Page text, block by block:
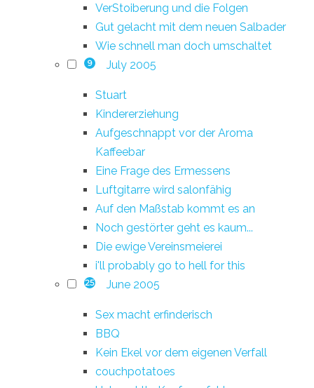
VerStoiberung und die Folgen
Gut gelacht mit dem neuen Salbader
Wie schnell man doch umschaltet
9 July 2005
Stuart
Kindererziehung
Aufgeschnappt vor der Aroma
Kaffeebar
Eine Frage des Ermessens
Luftgitarre wird salonfähig
Auf den Maßstab kommt es an
Noch gestörter geht es kaum...
Die ewige Vereinsmeierei
i'll probably go to hell for this
25 June 2005
Sex macht erfinderisch
BBQ
Kein Ekel vor dem eigenen Verfall
couchpotatoes